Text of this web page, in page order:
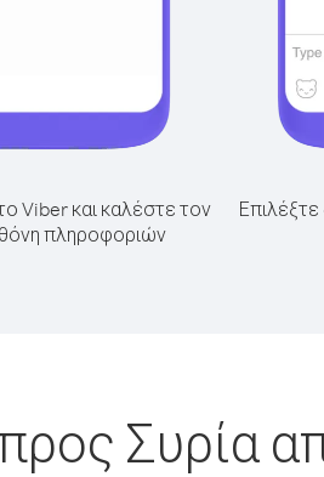
Viber και καλέστε τον
πληροφοριών
Συρία